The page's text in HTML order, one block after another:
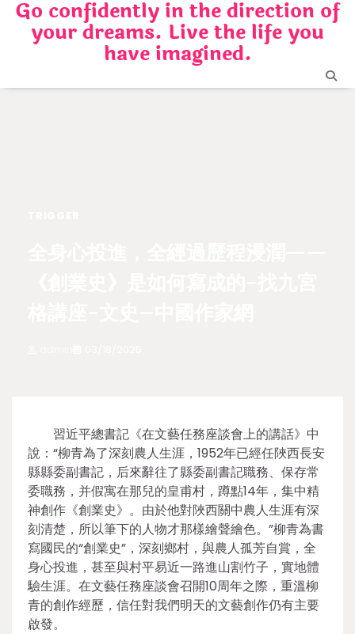
Skip
content
Go confidently in the direction of
your dreams. Live the life you
have imagined.
習近平總書記《在文藝任務座談會上的講話》中
說：“柳青為了深刻農人生涯，1952年已經任陜西長安
縣縣委副書記，后來辭往了縣委副書記職務、保存常
委職務，并假寓在那兒的皇甫村，蹲點14年，集中精
神創作《創業史》。由於他對陜西關中農人生涯有深
刻清楚，所以筆下的人物才那樣繪聲繪色。”柳青為書
寫國民的“創業史”，深刻鄉村，與農人孤芳自賞，全
身心投進，甚至與村平易近一路進山割竹子，實地體
驗生涯。在文藝任務座談會召開10周年之際，重溫柳
青的創作經歷，信任對我們明天的文藝創作仍有主要
啟發。